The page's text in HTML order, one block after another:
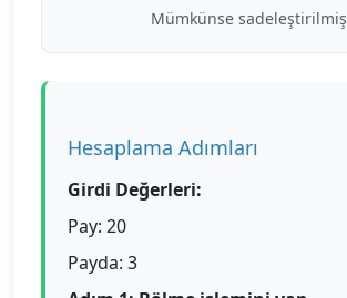
Mümkünse sadeleştirilmiş
Hesaplama Adımları
Girdi Değerleri:
Pay: 20
Payda: 3